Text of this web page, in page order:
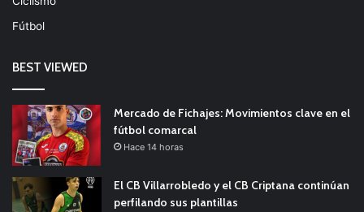
Fútbol
BEST VIEWED
Mercado de Fichajes: Movimientos clave en el
fútbol comarcal
Hace 14 horas
El CB Villarrobledo y el CB Criptana continúan
perfilando sus plantillas